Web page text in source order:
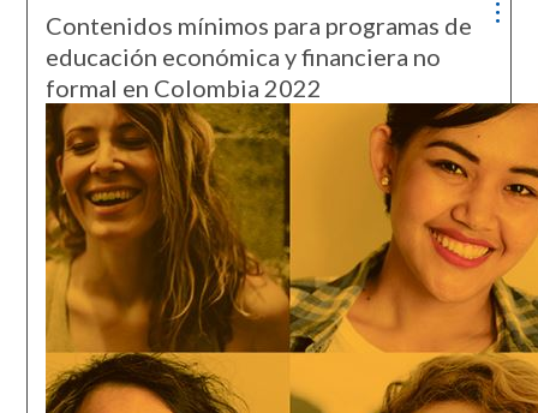
Contenidos mínimos para programas de
educación económica y financiera no
formal en Colombia 2022